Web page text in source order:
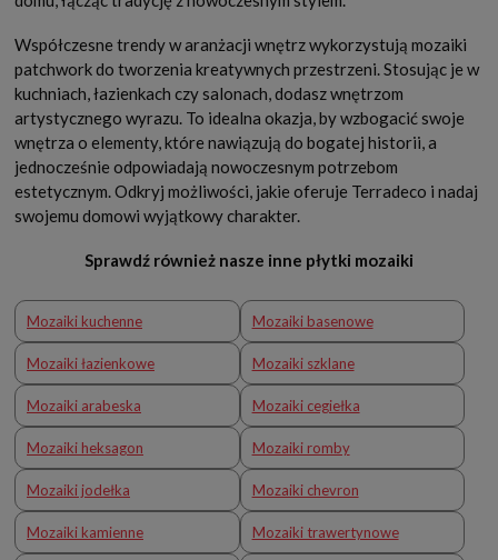
Współczesne trendy w aranżacji wnętrz wykorzystują mozaiki
patchwork do tworzenia kreatywnych przestrzeni. Stosując je w
kuchniach, łazienkach czy salonach, dodasz wnętrzom
artystycznego wyrazu. To idealna okazja, by wzbogacić swoje
wnętrza o elementy, które nawiązują do bogatej historii, a
jednocześnie odpowiadają nowoczesnym potrzebom
estetycznym. Odkryj możliwości, jakie oferuje Terradeco i nadaj
swojemu domowi wyjątkowy charakter.
Sprawdź również nasze inne płytki mozaiki
Mozaiki kuchenne Mozaiki basenowe
Mozaiki łazienkowe Mozaiki szklane
Mozaiki arabeska Mozaiki cegiełka
Mozaiki heksagon Mozaiki romby
Mozaiki jodełka Mozaiki chevron
Mozaiki kamienne Mozaiki trawertynowe